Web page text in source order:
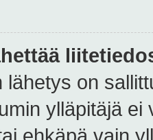
lähetys on
ylläpitäjä